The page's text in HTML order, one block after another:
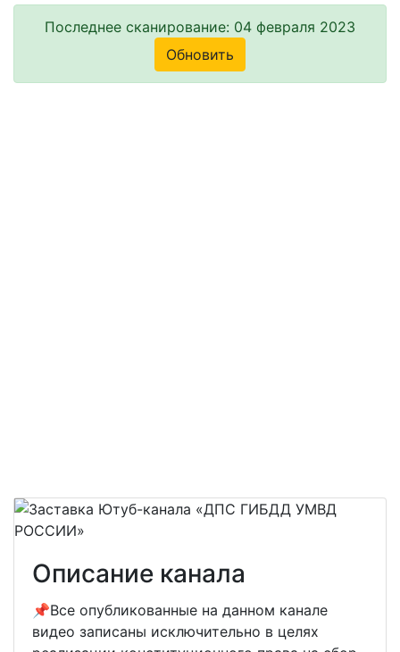
Последнее сканирование: 04 февраля 2023
Обновить
Описание канала
📌Все опубликованные на данном канале
видео записаны исключительно в целях